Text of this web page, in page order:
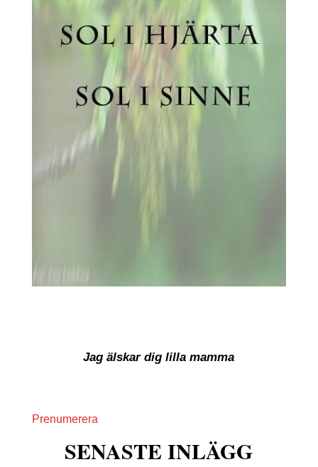
Jag älskar dig lilla mamma
Prenumerera
SENASTE INLÄGG